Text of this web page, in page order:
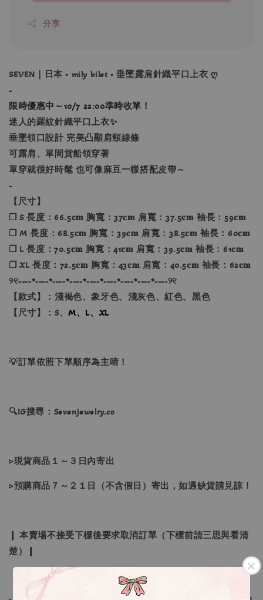
分享
SEVEN｜日本 • mily bilet • 垂墜露肩針織平口上衣 ღ
-
限時優惠中～10/7 22:00準時收單！
迷人的羅紋針織平口上衣✨
垂墜領口設計 完美凸顯肩頸線條
可露肩、單間貨船領穿著
單穿就很好時髦 也可像麻豆一樣搭配皮帶～
-
【尺寸】
❐ S 長度：66.5𝐜𝐦 胸寬：37𝐜𝐦 肩寬：37.5𝐜𝐦 袖長：59𝐜𝐦
❐ M 長度：68.5𝐜𝐦 胸寬：39𝐜𝐦 肩寬：38.5𝐜𝐦 袖長：60𝐜𝐦
❐ L 長度：70.5𝐜𝐦 胸寬：41𝐜𝐦 肩寬：39.5𝐜𝐦 袖長：61𝐜𝐦
❐ XL 長度：72.5𝐜𝐦 胸寬：43𝐜𝐦 肩寬：40.5𝐜𝐦 袖長：62𝐜𝐦
୨୧----*----*----*----*----*----*----*----*----୨୧
【款式】：淺褐色、象牙色、淺灰色、紅色、黑色
【尺寸】：S、M、L、XL
💡訂單依照下單順序為主唷！
🔍IG搜尋：Sevenjewelry.co
▹現貨商品１～３日內寄出
▹預購商品７～２１日（不含假日）寄出，如遇缺貨請見諒！
❙ 本賣場不接受下標後要求取消訂單（下標前請三思與看清
楚）❙